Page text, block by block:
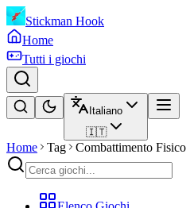
Stickman Hook
Home
Tutti i giochi
Italiano
🇮🇹
Home Tag Combattimento Fisico